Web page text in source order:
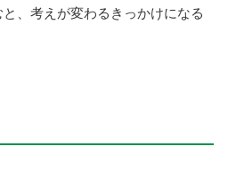
、考えが変わるきっかけになる